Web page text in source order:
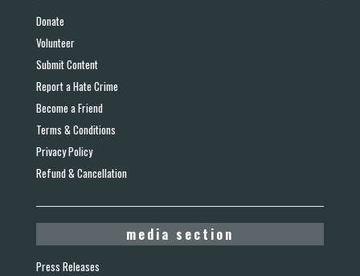
Donate
Volunteer
Submit Content
Report a Hate Crime
Become a Friend
Terms & Conditions
Privacy Policy
Refund & Cancellation
media section
Press Releases